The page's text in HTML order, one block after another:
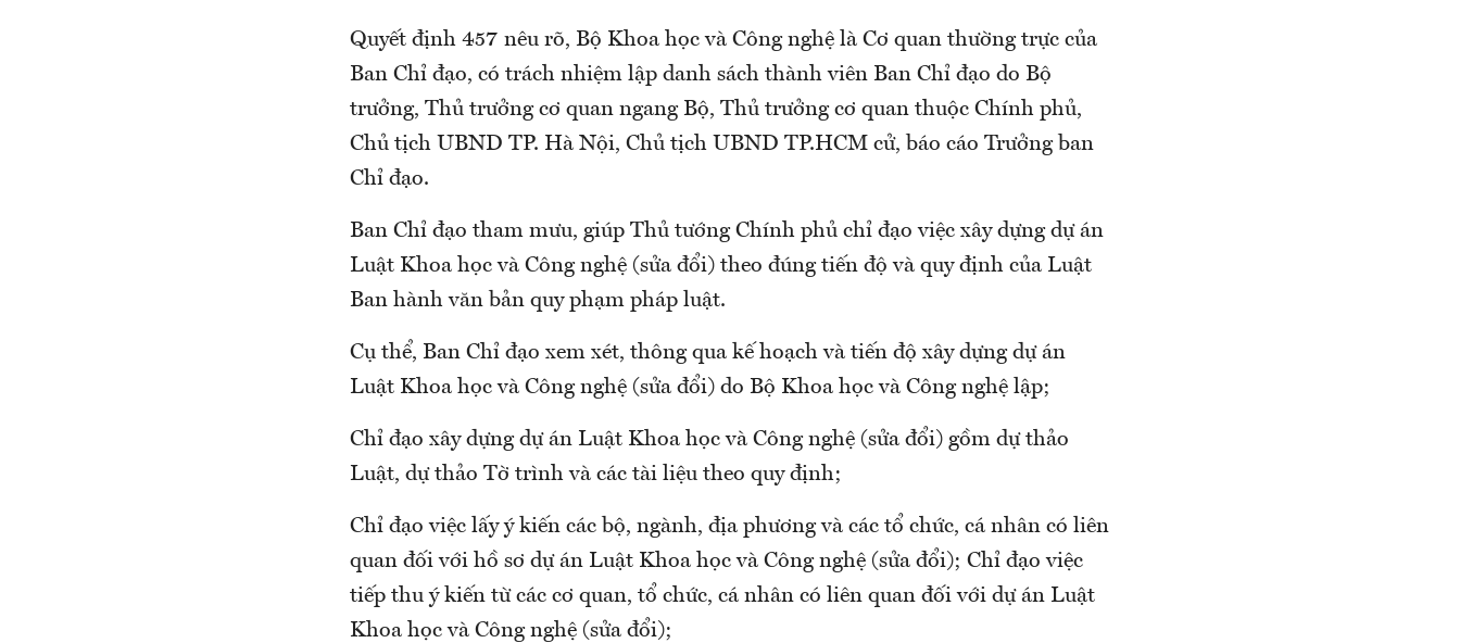
Quyết định 457 nêu rõ, Bộ Khoa học và Công nghệ là Cơ quan thường trực của
Ban Chỉ đạo, có trách nhiệm lập danh sách thành viên Ban Chỉ đạo do Bộ
trưởng, Thủ trưởng cơ quan ngang Bộ, Thủ trưởng cơ quan thuộc Chính phủ,
Chủ tịch UBND TP. Hà Nội, Chủ tịch UBND TP.HCM cử, báo cáo Trưởng ban
Chỉ đạo.
Ban Chỉ đạo tham mưu, giúp Thủ tướng Chính phủ chỉ đạo việc xây dựng dự án
Luật Khoa học và Công nghệ (sửa đổi) theo đúng tiến độ và quy định của Luật
Ban hành văn bản quy phạm pháp luật.
Cụ thể, Ban Chỉ đạo xem xét, thông qua kế hoạch và tiến độ xây dựng dự án
Luật Khoa học và Công nghệ (sửa đổi) do Bộ Khoa học và Công nghệ lập;
Chỉ đạo xây dựng dự án Luật Khoa học và Công nghệ (sửa đổi) gồm dự thảo
Luật, dự thảo Tờ trình và các tài liệu theo quy định;
Chỉ đạo việc lấy ý kiến các bộ, ngành, địa phương và các tổ chức, cá nhân có liên
quan đối với hồ sơ dự án Luật Khoa học và Công nghệ (sửa đổi); Chỉ đạo việc
tiếp thu ý kiến từ các cơ quan, tổ chức, cá nhân có liên quan đối với dự án Luật
Khoa học và Công nghệ (sửa đổi);